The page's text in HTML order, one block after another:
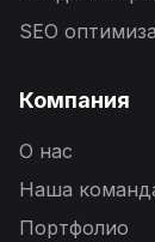
SEO
Компания
О нас
Наша
Портфолио